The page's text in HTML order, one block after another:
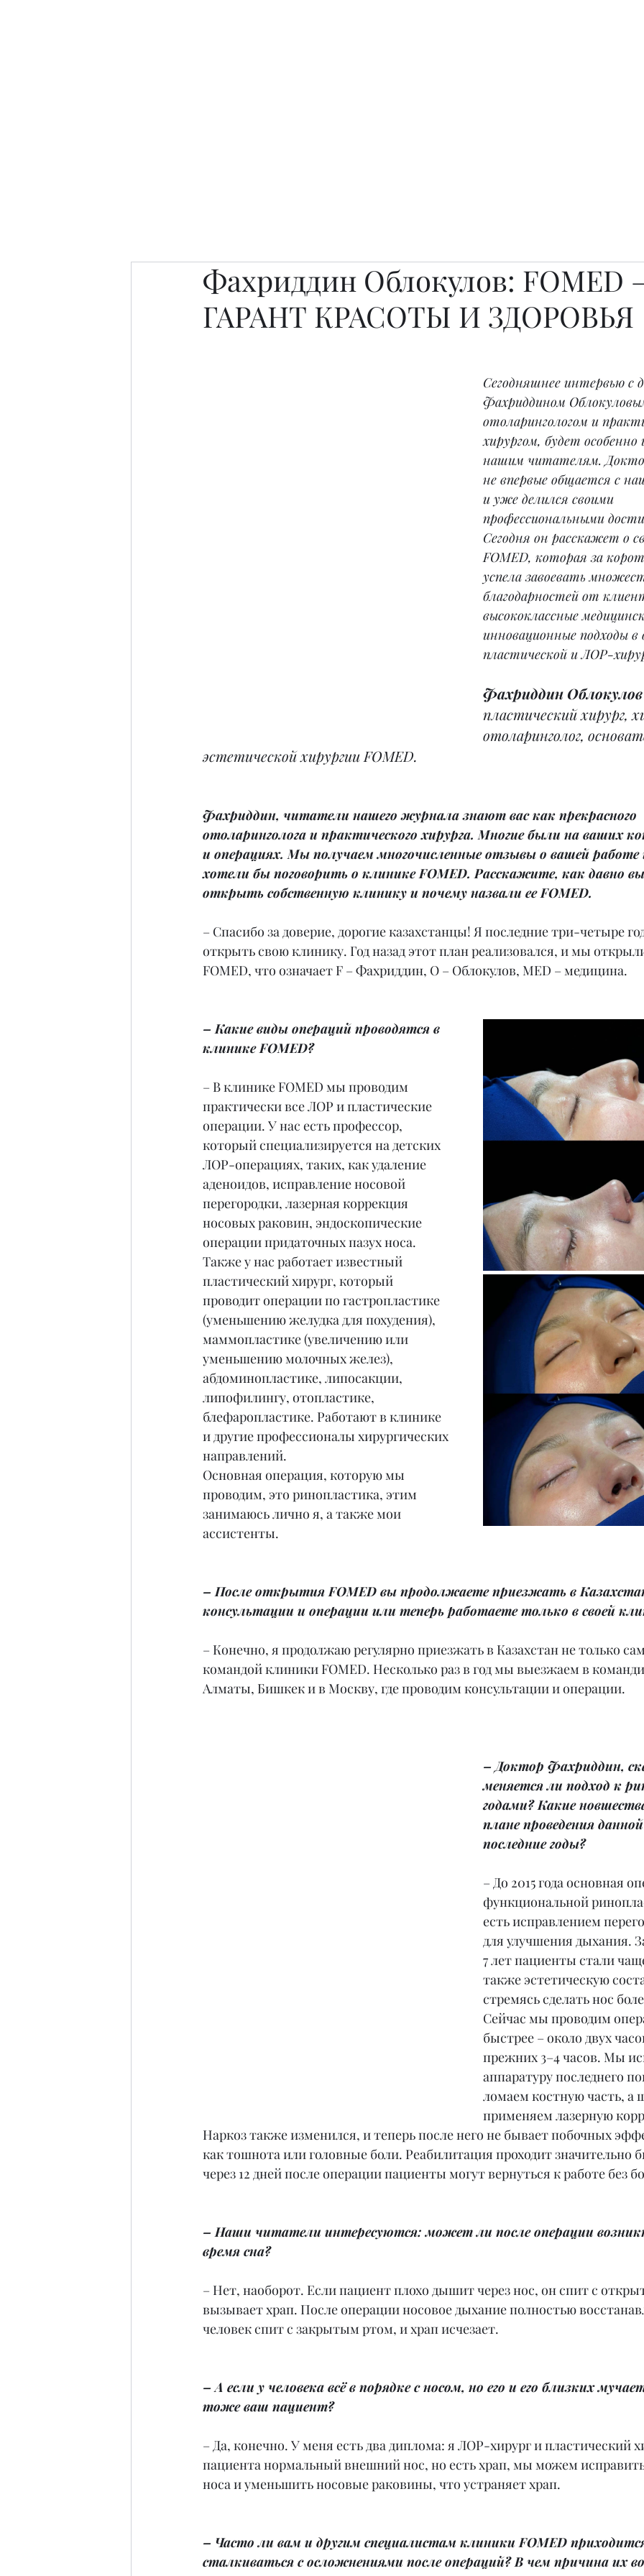
Фахриддин Облокулов: FOMED
ГАРАНТ КРАСОТЫ И ЗДОРОВЬЯ
Сегодняшнее интервью с
Фахриддином
отоларингологом и
хирургом, будет
нашим читателям.
не впервые общается с
и уже делился своими
профессиональными
Сегодня он расскажет о
FOMED, которая за
успела завоевать
благодарностей от
высококлассные
инновационные подходы
пластической и ЛОР-
Фахриддин
пластический хирург,
отоларинголог,
эстетической хирургии FOMED.
Фахриддин, читатели нашего журнала знают вас как прекрасного
отоларинголога и практического хирурга. Многие были на ваших
и операциях. Мы получаем многочисленные отзывы о вашей работе
хотели бы поговорить о клинике FOMED. Расскажите, как давно
открыть собственную клинику и почему назвали ее FOMED.
– Спасибо за доверие, дорогие казахстанцы! Я последние три-четыре
открыть свою клинику. Год назад этот план реализовался, и мы
FOMED, что означает F – Фахриддин, O – Облокулов, MED – медицина.
– Какие виды операций проводятся в
клинике FOMED?
– В клинике FOMED мы проводим
практически все ЛОР и пластические
операции. У нас есть профессор,
который специализируется на детских
ЛОР-операциях, таких, как удаление
аденоидов, исправление носовой
перегородки, лазерная коррекция
носовых раковин, эндоскопические
операции придаточных пазух носа.
Также у нас работает известный
пластический хирург, который
проводит операции по гастропластике
(уменьшению желудка для похудения),
маммопластике (увеличению или
уменьшению молочных желез),
абдоминопластике, липосакции,
липофилингу, отопластике,
блефаропластике. Работают в клинике
и другие профессионалы хирургических
направлений.
Основная операция, которую мы
проводим, это ринопластика, этим
занимаюсь лично я, а также мои
ассистенты.
– После открытия FOMED вы продолжаете приезжать в
консультации и операции или теперь работаете только в своей
– Конечно, я продолжаю регулярно приезжать в Казахстан не только
командой клиники FOMED. Несколько раз в год мы выезжаем в
Алматы, Бишкек и в Москву, где проводим консультации и операции.
– Доктор Фахриддин,
меняется ли подход к
годами? Какие
плане проведения
последние годы?
– До 2015 года основная
функциональной
есть исправлением
для улучшения дыхания.
7 лет пациенты стали
также эстетическую
стремясь сделать нос
Сейчас мы проводим
быстрее – около двух
прежних 3–4 часов. Мы
аппаратуру последнего
ломаем костную часть,
применяем лазерную
Наркоз также изменился, и теперь после него не бывает побочных
как тошнота или головные боли. Реабилитация проходит значительно
через 12 дней после операции пациенты могут вернуться к работе без
– Наши читатели интересуются: может ли после операции
время сна?
– Нет, наоборот. Если пациент плохо дышит через нос, он спит с
вызывает храп. После операции носовое дыхание полностью
человек спит с закрытым ртом, и храп исчезает.
– А если у человека всё в порядке с носом, но его и его близких
тоже ваш пациент?
– Да, конечно. У меня есть два диплома: я ЛОР-хирург и пластический
пациента нормальный внешний нос, но есть храп, мы можем
носа и уменьшить носовые раковины, что устраняет храп.
– Часто ли вам и другим специалистам клиники FOMED
сталкиваться с осложнениями после операций? В чем причина их